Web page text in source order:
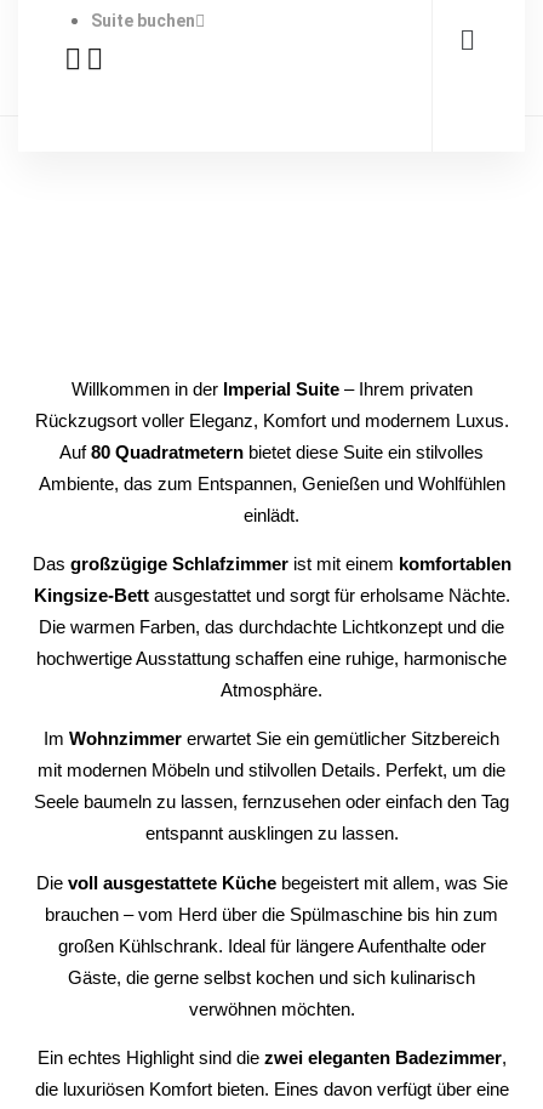
Suite buchen
Willkommen in der Imperial Suite– Ihrem privaten
Rückzugsort voller Eleganz, Komfort und modernem Luxus.
Auf80 Quadratmetern bietet diese Suite ein stilvolles
Ambiente, das zum Entspannen, Genießen und Wohlfühlen
einlädt.
Das großzügige Schlafzimmerist mit einem komfortablen
Kingsize-Bettausgestattet und sorgt für erholsame Nächte.
Die warmen Farben, das durchdachte Lichtkonzept und die
hochwertige Ausstattung schaffen eine ruhige, harmonische
Atmosphäre.
Im Wohnzimmer erwartet Sie ein gemütlicher Sitzbereich
mit modernen Möbeln und stilvollen Details. Perfekt, um die
Seele baumeln zu lassen, fernzusehen oder einfach den Tag
entspannt ausklingen zu lassen.
Die voll ausgestattete Küchebegeistert mit allem, was Sie
brauchen – vom Herd über die Spülmaschine bis hin zum
großen Kühlschrank. Ideal für längere Aufenthalte oder
Gäste, die gerne selbst kochen und sich kulinarisch
verwöhnen möchten.
Ein echtes Highlight sind die zwei eleganten Badezimmer,
die luxuriösen Komfort bieten. Eines davon verfügt über eine